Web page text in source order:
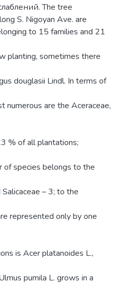
The tree
S. Nigoyan Ave. are
to 15 families and 21
planting, sometimes there
douglasii Lindl. In terms of
numerous are the Aceraceae,
% of all plantations;
of species belongs to the
– 3; to the
represented only by one
is Acer platanoides L.,
pumila L. grows in a